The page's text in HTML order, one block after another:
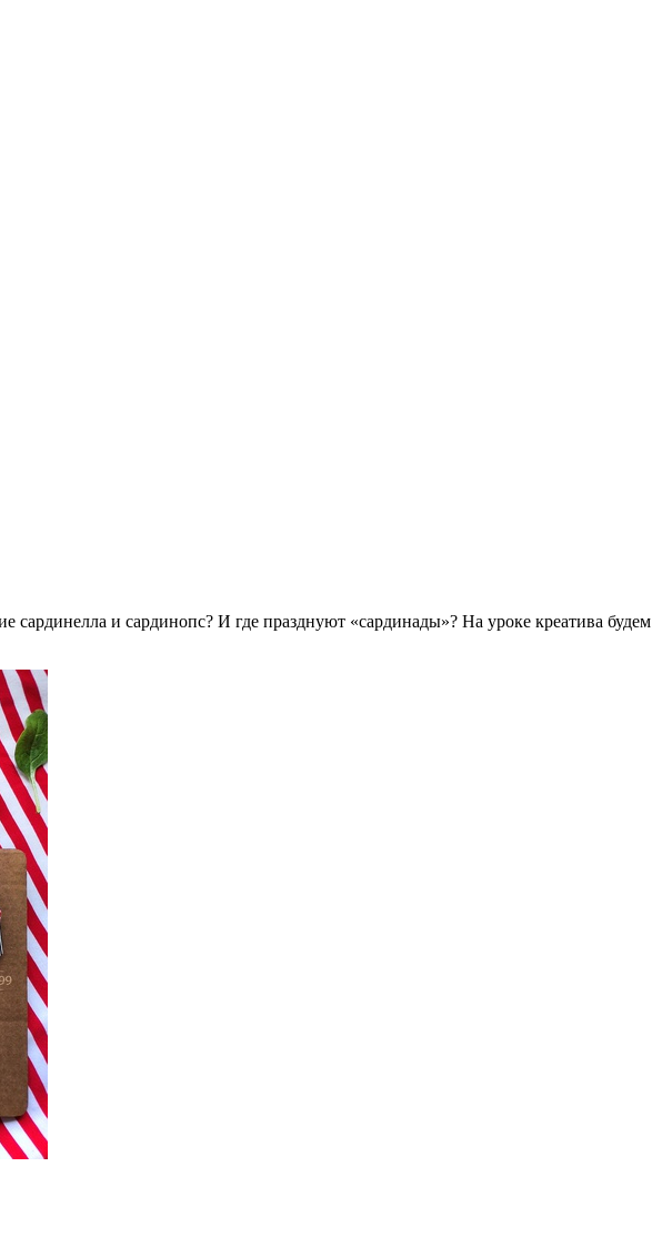
и сардинопс? И где празднуют «сардинады»? На уроке креатива будем